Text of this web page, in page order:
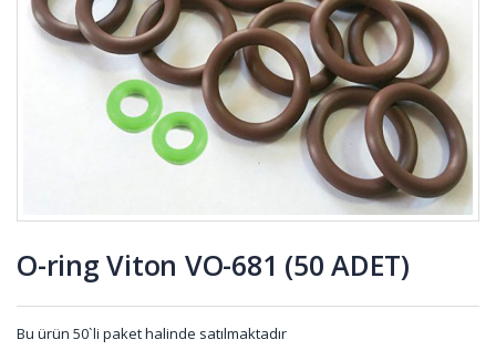
O-ring Viton VO-681 (50 ADET)
Bu ürün 50`li paket halinde satılmaktadır
Vana
Lastiği DV-
Sargı Şerit
MER-001
Kompansatör
Lastiği
KOM-001
Tekne
Takozları
TEK-001
ON-001 (50